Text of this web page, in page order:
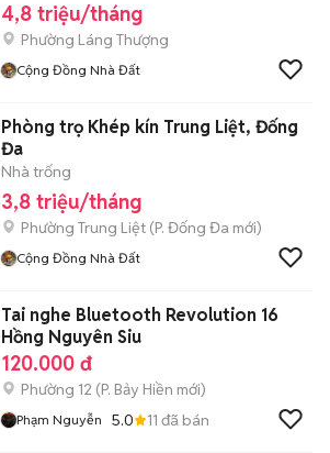
4,8 triệu/tháng
Phường Láng Thượng
Cộng Đồng Nhà Đất
Phòng trọ Khép kín Trung Liệt, Đống
Đa
Nhà trống
3,8 triệu/tháng
Phường Trung Liệt (P. Đống Đa mới)
Cộng Đồng Nhà Đất
Tai nghe Bluetooth Revolution 16
Hồng Nguyên Siu
120.000 đ
Phường 12 (P. Bảy Hiền mới)
Phạm Nguyễn 5.0 11 đã bán